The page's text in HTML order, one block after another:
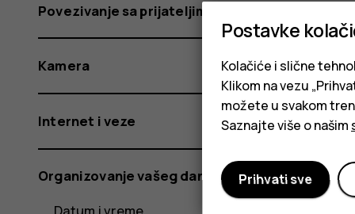
Povezivanje sa prijateljima i porodicom
Kamera
Internet i veze
Organizovanje vašeg dana
Postavke
Kolačiće i slične
Klikom na vezu
možete u svakom
Saznajte više o našim
Prihvati sve